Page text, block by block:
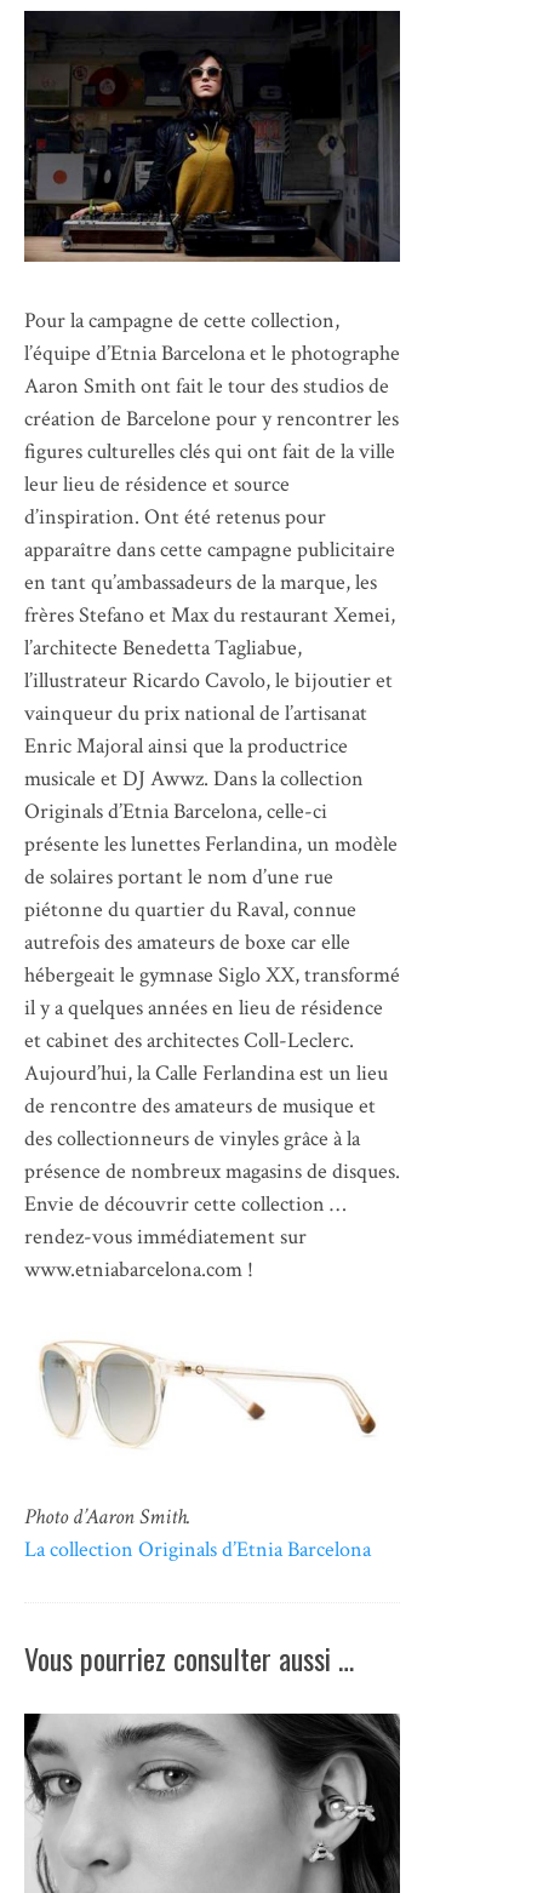
Pour la campagne de cette collection,
l’équipe d’Etnia Barcelona et le photographe
Aaron Smith ont fait le tour des studios de
création de Barcelone pour y rencontrer les
figures culturelles clés qui ont fait de la ville
leur lieu de résidence et source
d’inspiration. Ont été retenus pour
apparaître dans cette campagne publicitaire
en tant qu’ambassadeurs de la marque, les
frères Stefano et Max du restaurant Xemei,
l’architecte Benedetta Tagliabue,
l’illustrateur Ricardo Cavolo, le bijoutier et
vainqueur du prix national de l’artisanat
Enric Majoral ainsi que la productrice
musicale et DJ Awwz. Dans la collection
Originals d’Etnia Barcelona, celle-ci
présente les lunettes Ferlandina, un modèle
de solaires portant le nom d’une rue
piétonne du quartier du Raval, connue
autrefois des amateurs de boxe car elle
hébergeait le gymnase Siglo XX, transformé
il y a quelques années en lieu de résidence
et cabinet des architectes Coll-Leclerc.
Aujourd’hui, la Calle Ferlandina est un lieu
de rencontre des amateurs de musique et
des collectionneurs de vinyles grâce à la
présence de nombreux magasins de disques.
Envie de découvrir cette collection …
rendez-vous immédiatement sur
www.etniabarcelona.com !
Photo d’Aaron Smith.
La collection Originals d’Etnia Barcelona
Vous pourriez consulter aussi …